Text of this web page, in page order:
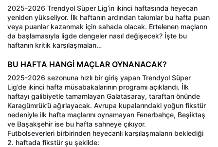
2025-2026 Trendyol Süper Lig’in ikinci haftasında heyecan
yeniden yükseliyor. İlk haftanın ardından takımlar bu hafta puan
veya puanlar kazanmak için sahada olacak. Ertelenen maçların
da başlamasıyla ligde dengeler nasıl değişecek? İşte bu
haftanın kritik karşılaşmaları…
BU HAFTA HANGİ MAÇLAR OYNANACAK?
2025-2026 sezonuna hızlı bir giriş yapan Trendyol Süper
Lig’de ikinci hafta müsabakalarının programı açıklandı. İlk
haftayı galibiyetle tamamlayan Galatasaray, taraftarı önünde
Karagümrük’ü ağırlayacak. Avrupa kupalarındaki yoğun fikstür
nedeniyle ilk hafta maçlarını oynamayan Fenerbahçe, Beşiktaş
ve Başakşehir ise bu hafta sahneye çıkıyor.
Futbolseverleri birbirinden heyecanlı karşılaşmaların beklediği
2. haftada fikstür şu şekilde: